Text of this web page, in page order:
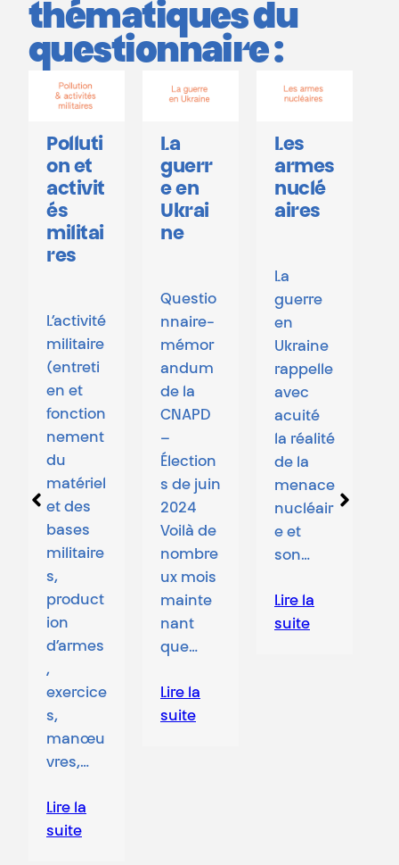
thématiques du
questionnaire :
Polluti
on et
activit
és
militai
res
L’activité
militaire
(entreti
en et
fonction
nement
du
matériel
et des
bases
militaire
s,
product
ion
d’armes
,
exercice
s,
manœu
vres,…
Lire la
suite
La
guerr
e en
Ukrai
ne
Questio
nnaire-
mémor
andum
de la
CNAPD
–
Élection
s de juin
2024
Voilà de
nombre
ux mois
mainte
nant
que…
Lire la
suite
Les
armes
nuclé
aires
La
guerre
en
Ukraine
rappelle
avec
acuité
la réalité
de la
menace
nucléair
e et
son…
Lire la
suite